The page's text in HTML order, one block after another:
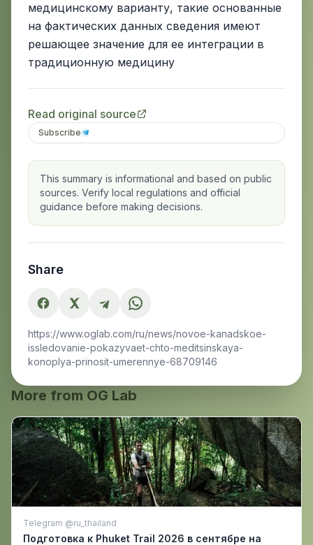
медицинскому варианту, такие основанные
на фактических данных сведения имеют
решающее значение для ее интеграции в
традиционную медицину
Read original source
Subscribe
This summary is informational and based on public
sources. Verify local regulations and official
guidance before making decisions.
Share
https://www.oglab.com/ru/news/novoe-kanadskoe-
issledovanie-pokazyvaet-chto-meditsinskaya-
konoplya-prinosit-umerennye-68709146
More from OG Lab
Telegram @ru_thailand
Подготовка к Phuket Trail 2026 в сентябре на